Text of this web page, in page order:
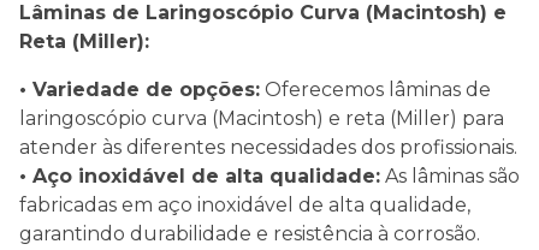
Lâminas de Laringoscópio Curva (Macintosh) e
Reta (Miller):
• Variedade de opções: Oferecemos lâminas de
laringoscópio curva (Macintosh) e reta (Miller) para
atender às diferentes necessidades dos profissionais.
• Aço inoxidável de alta qualidade: As lâminas são
fabricadas em aço inoxidável de alta qualidade,
garantindo durabilidade e resistência à corrosão.